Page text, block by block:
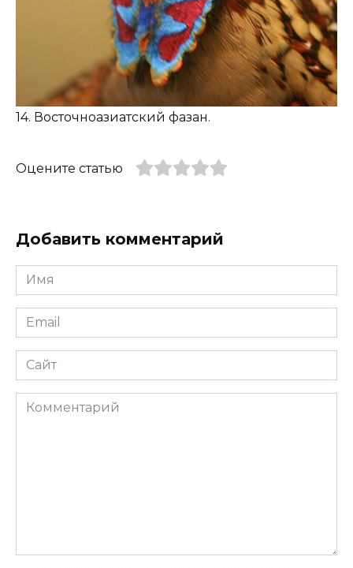
14. Восточноазиатский фазан.
Оцените статью
Добавить комментарий
Имя
*
Email
*
Сайт
Комментарий